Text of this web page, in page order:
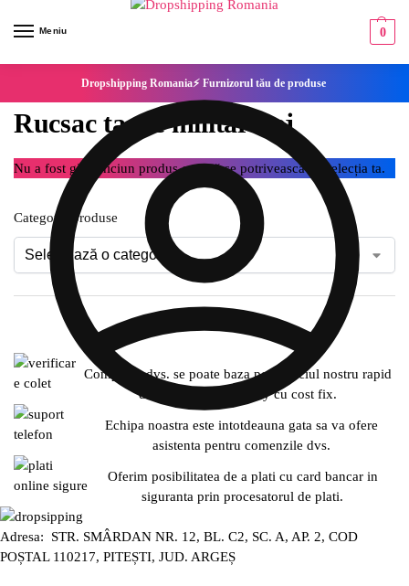
Meniu 0
Dropshipping Romania⚡ Furnizorul tău de produse
Rucsac tactic militar Bej
Nu a fost găsit niciun produs care să se potrivească cu selecția ta.
Categorie produse
Compania dvs. se poate baza pe serviciul nostru rapid
de expediere SameDay cu cost fix.
Echipa noastra este intotdeauna gata sa va ofere
asistenta pentru comenzile dvs.
Oferim posibilitatea de a plati cu card bancar in
siguranta prin procesatorul de plati.
Adresa: STR. SMÂRDAN NR. 12, BL. C2, SC. A, AP. 2, COD
POȘTAL 110217, PITEȘTI, JUD. ARGEȘ